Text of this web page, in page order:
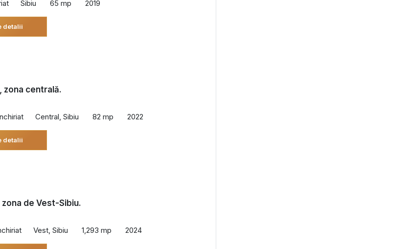
Sibiu 65 mp 2019
detalii
zona centrală.
Central, Sibiu 82 mp 2022
detalii
de Vest-Sibiu.
Vest, Sibiu 1,293 mp 2024